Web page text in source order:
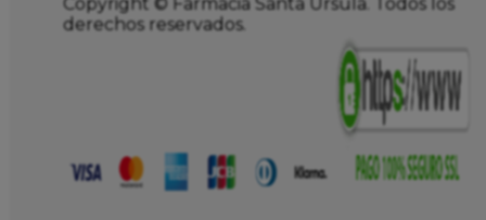
derechos reservados.